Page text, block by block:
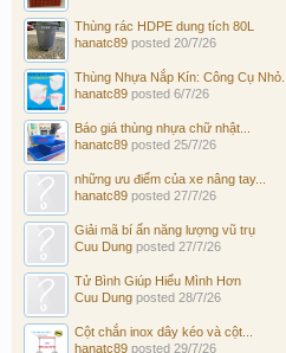
Thùng rác HDPE dung tích 80L
hanatc89 posted 20/7/26
Thùng Nhựa Nắp Kín: Công Cụ Nhỏ...
hanatc89 posted 6/7/26
Báo giá thùng nhựa chữ nhật...
hanatc89 posted 25/7/26
những ưu điểm của xe nâng tay...
hanatc89 posted 27/7/26
Giải mã bí ẩn năng lượng vũ trụ
Cuu Dung posted 27/7/26
Tử Bình Giúp Hiểu Mình Hơn
Cuu Dung posted 28/7/26
Cột chắn inox dây kéo và cột...
hanatc89 posted 29/7/26